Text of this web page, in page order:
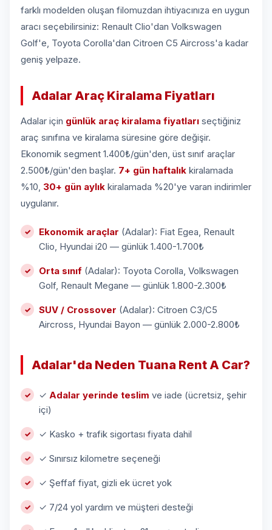
farklı modelden oluşan filomuzdan ihtiyacınıza en uygun
aracı seçebilirsiniz: Renault Clio'dan Volkswagen
Golf'e, Toyota Corolla'dan Citroen C5 Aircross'a kadar
geniş yelpaze.
Adalar Araç Kiralama Fiyatları
Adalar için günlük araç kiralama fiyatları seçtiğiniz
araç sınıfına ve kiralama süresine göre değişir.
Ekonomik segment 1.400₺/gün'den, üst sınıf araçlar
2.500₺/gün'den başlar. 7+ gün haftalık kiralamada
%10, 30+ gün aylık kiralamada %20'ye varan indirimler
uygulanır.
Ekonomik araçlar (Adalar): Fiat Egea, Renault
Clio, Hyundai i20 — günlük 1.400-1.700₺
Orta sınıf (Adalar): Toyota Corolla, Volkswagen
Golf, Renault Megane — günlük 1.800-2.300₺
SUV / Crossover (Adalar): Citroen C3/C5
Aircross, Hyundai Bayon — günlük 2.000-2.800₺
Adalar'da Neden Tuana Rent A Car?
✓ Adalar yerinde teslim ve iade (ücretsiz, şehir
içi)
✓ Kasko + trafik sigortası fiyata dahil
✓ Sınırsız kilometre seçeneği
✓ Şeffaf fiyat, gizli ek ücret yok
✓ 7/24 yol yardım ve müşteri desteği